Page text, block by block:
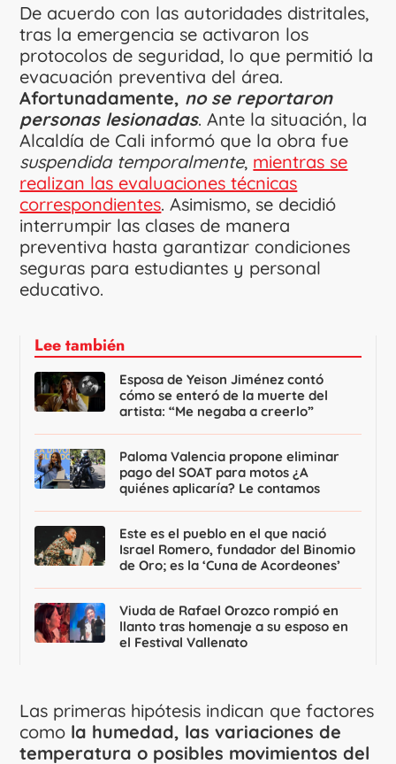
De acuerdo con las autoridades distritales,
tras la emergencia se activaron los
protocolos de seguridad, lo que permitió la
evacuación preventiva del área.
Afortunadamente, no se reportaron
personas lesionadas. Ante la situación, la
Alcaldía de Cali informó que la obra fue
suspendida temporalmente, mientras se
realizan las evaluaciones técnicas
correspondientes. Asimismo, se decidió
interrumpir las clases de manera
preventiva hasta garantizar condiciones
seguras para estudiantes y personal
educativo.
Lee también
Esposa de Yeison Jiménez contó
cómo se enteró de la muerte del
artista: “Me negaba a creerlo”
Paloma Valencia propone eliminar
pago del SOAT para motos ¿A
quiénes aplicaría? Le contamos
Este es el pueblo en el que nació
Israel Romero, fundador del Binomio
de Oro; es la ‘Cuna de Acordeones’
Viuda de Rafael Orozco rompió en
llanto tras homenaje a su esposo en
el Festival Vallenato
Las primeras hipótesis indican que factores
como la humedad, las variaciones de
temperatura o posibles movimientos del